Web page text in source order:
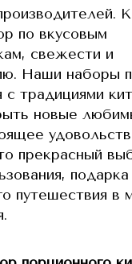
по вкусовым
свежести и
Наши наборы
с традициями
новые
прекрасный
путешествия в